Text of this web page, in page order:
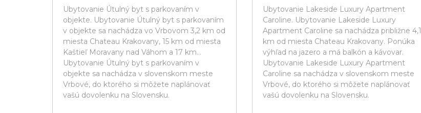
Ubytovanie Útulný byt s parkovaním v
objekte. Ubytovanie Útulný byt s parkovaním
v objekte sa nachádza vo Vrbovom 3,2 km od
miesta Chateau Krakovany, 15 km od miesta
Kaštieľ Moravany nad Váhom a 17 km...
Ubytovanie Útulný byt s parkovaním v
objekte sa nachádza v slovenskom meste
Vrbové, do ktorého si môžete naplánovať
vašú dovolenku na Slovensku.
Ubytovanie Lakeside Luxury Apartment
Caroline. Ubytovanie Lakeside Luxury
Apartment Caroline sa nachádza približne 4,1
km od miesta Chateau Krakovany. Ponúka
výhľad na jazero a má balkón a kávovar.
Ubytovanie Lakeside Luxury Apartment
Caroline sa nachádza v slovenskom meste
Vrbové, do ktorého si môžete naplánovať
vašú dovolenku na Slovensku.